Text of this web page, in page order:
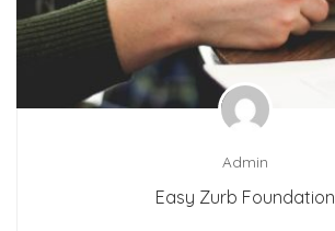
Admin
Easy Zurb Foundation